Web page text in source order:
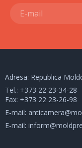
Adresa: Republica
Tel.: +373 22 23-34-28
Fax: +373 22 23-26-98
E-mail:
E-mail: